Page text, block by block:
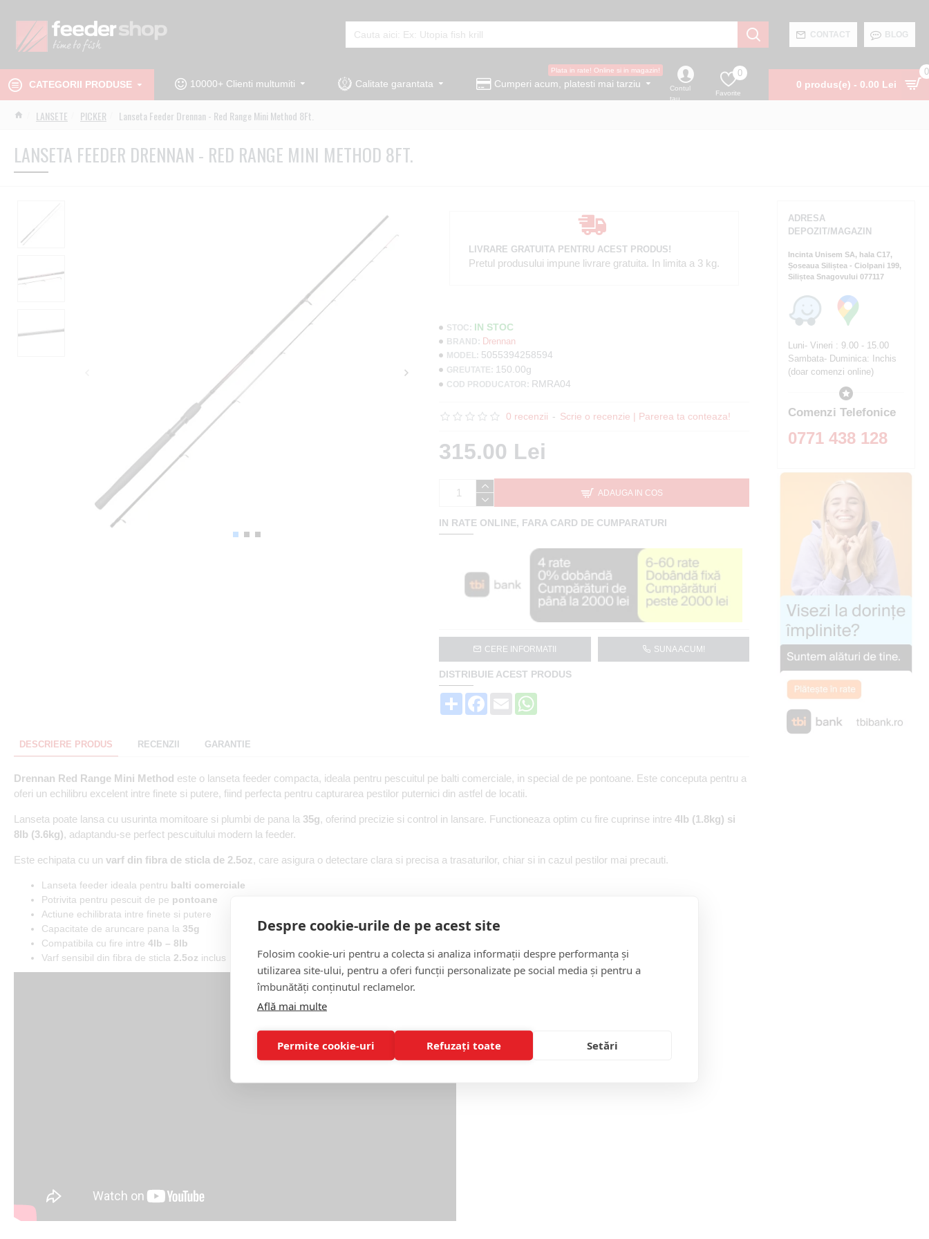
CONTACT BLOG
CATEGORII PRODUSE 10000+ Clienti multumiti Calitate garantata Cumperi acum, platesti mai tarziu
Plata in rate! Online si in magazin!
Contul
tau
Favorite
0
0 produs(e) - 0.00 Lei
0
LANSETE PICKER Lanseta Feeder Drennan - Red Range Mini Method 8Ft.
LANSETA FEEDER DRENNAN - RED RANGE MINI METHOD 8FT.
LIVRARE GRATUITA PENTRU ACEST PRODUS!
Pretul produsului impune livrare gratuita. In limita a 3 kg.
STOC: IN STOC
BRAND: Drennan
MODEL: 5055394258594
GREUTATE: 150.00g
COD PRODUCATOR: RMRA04
0 recenzii - Scrie o recenzie | Parerea ta conteaza!
315.00 Lei
ADAUGA IN COS
CERE INFORMATII SUNA ACUM!
DISTRIBUIE ACEST PRODUS
Share Facebook
Email
IN RATE ONLINE, FARA CARD DE CUMPARATURI
DESCRIERE PRODUS RECENZII GARANTIE
Drennan Red Range Mini Method este o lanseta feeder compacta, ideala pentru pescuitul pe balti comerciale, in special de pe pontoane. Este conceputa pentru a
oferi un echilibru excelent intre finete si putere, fiind perfecta pentru capturarea pestilor puternici din astfel de locatii.
Lanseta poate lansa cu usurinta momitoare si plumbi de pana la 35g, oferind precizie si control in lansare. Functioneaza optim cu fire cuprinse intre 4lb (1.8kg) si
8lb (3.6kg), adaptandu-se perfect pescuitului modern la feeder.
Este echipata cu un varf din fibra de sticla de 2.5oz, care asigura o detectare clara si precisa a trasaturilor, chiar si in cazul pestilor mai precauti.
Lanseta feeder ideala pentru balti comerciale
Potrivita pentru pescuit de pe pontoane
Actiune echilibrata intre finete si putere
Capacitate de aruncare pana la 35g
Compatibila cu fire intre 4lb – 8lb
Varf sensibil din fibra de sticla 2.5oz inclus
ADRESA
DEPOZIT/MAGAZIN
Incinta Unisem SA, hala C17,
Șoseaua Siliștea - Ciolpani 199,
Siliștea Snagovului 077117
Luni- Vineri : 9.00 - 15.00
Sambata- Duminica: Inchis
(doar comenzi online)
Comenzi Telefonice
0771 438 128
Despre cookie-urile de pe acest site
Folosim cookie-uri pentru a colecta si analiza informații despre performanța și
utilizarea site-ului, pentru a oferi funcții personalizate pe social media și pentru a
îmbunătăți conținutul reclamelor.
Află mai multe
Permite cookie-uri Refuzați toate Setări